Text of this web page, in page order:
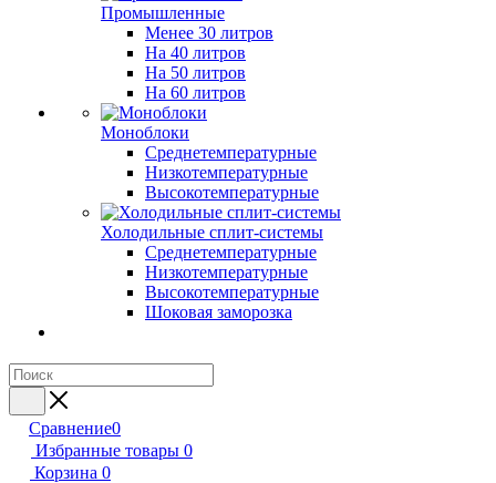
Промышленные
Менее 30 литров
На 40 литров
На 50 литров
На 60 литров
Моноблоки
Среднетемпературные
Низкотемпературные
Высокотемпературные
Холодильные сплит-системы
Среднетемпературные
Низкотемпературные
Высокотемпературные
Шоковая заморозка
Сравнение0
Избранные товары 0
Корзина 0